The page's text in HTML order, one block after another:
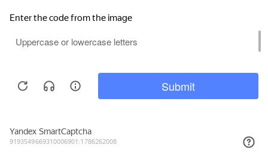
Мы используем файлы cookie, метрические программы и системы
ПРИНЯТЬ